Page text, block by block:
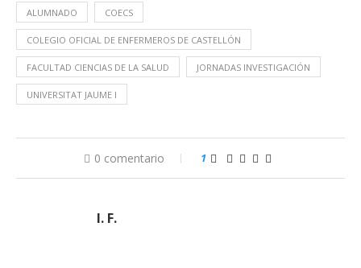
ALUMNADO COECS
COLEGIO OFICIAL DE ENFERMEROS DE CASTELLÓN
FACULTAD CIENCIAS DE LA SALUD JORNADAS INVESTIGACIÓN
UNIVERSITAT JAUME I
0 comentario 1
I. F.